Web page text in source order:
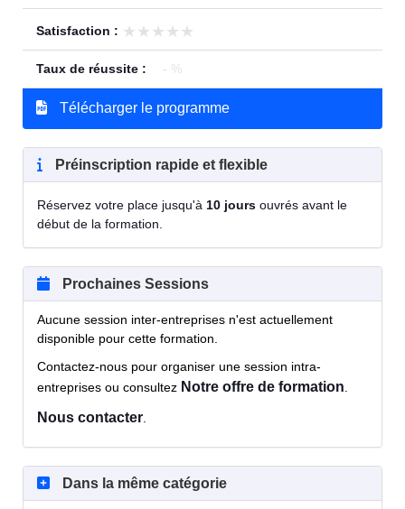
Satisfaction : ★★★★★
★★★★★
Taux de réussite : - %
Télécharger le programme
Préinscription rapide et flexible
Réservez votre place jusqu'à 10 jours ouvrés avant le
début de la formation.
Prochaines Sessions
Aucune session inter-entreprises n'est actuellement
disponible pour cette formation.
Contactez-nous pour organiser une session intra-
entreprises ou consultez Notre offre de formation.
Nous contacter.
Dans la même catégorie